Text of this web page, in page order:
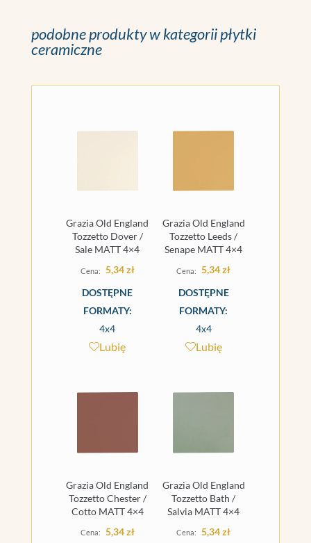
podobne produkty w kategorii płytki
ceramiczne
Grazia Old England
Tozzetto Dover /
Sale MATT 4×4
5,34zł
DOSTĘPNE
FORMATY:
4x4
Lubię
Grazia Old England
Tozzetto Leeds /
Senape MATT 4×4
5,34zł
DOSTĘPNE
FORMATY:
4x4
Lubię
Grazia Old England
Tozzetto Chester /
Cotto MATT 4×4
5,34zł
Grazia Old England
Tozzetto Bath /
Salvia MATT 4×4
5,34zł